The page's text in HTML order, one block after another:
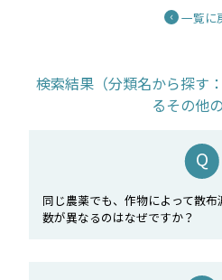
一覧に
検索結果（分類名から探す
るその他
同じ農薬でも、作物によって散
数が異なるのはなぜですか？